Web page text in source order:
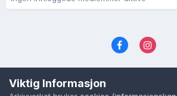
Cookies
Viktig Informasjon